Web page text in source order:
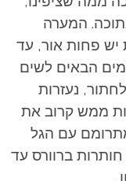
המערה
יש פחות אור, עד
הבאים לשים
נעזרות
ממש קרוב את
עם הגל
ברוורס עד